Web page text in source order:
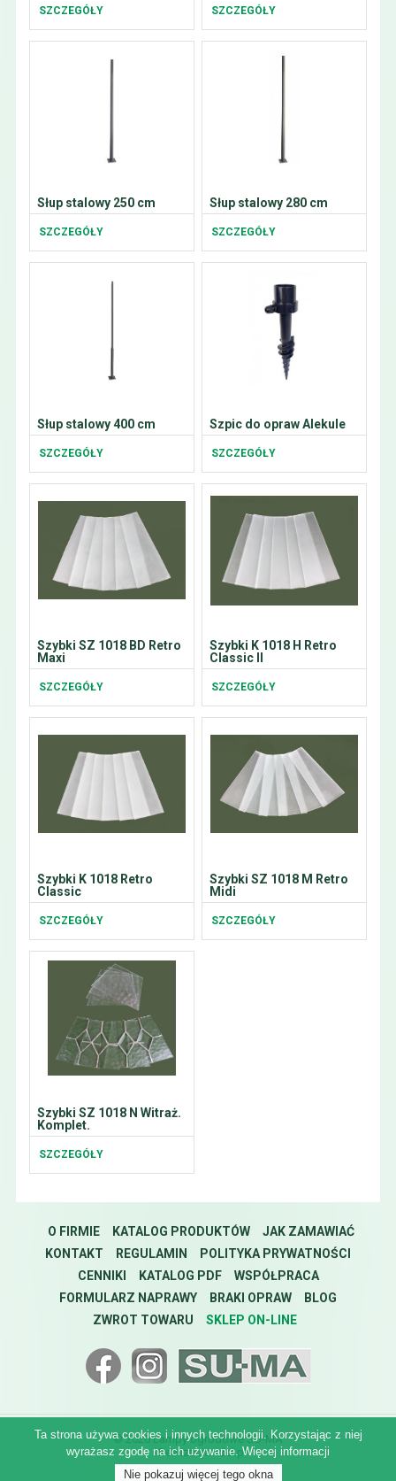
SZCZEGÓŁY SZCZEGÓŁY
Słup stalowy 250 cm
SZCZEGÓŁY
Słup stalowy 280 cm
SZCZEGÓŁY
Słup stalowy 400 cm
SZCZEGÓŁY
Szpic do opraw Alekule
SZCZEGÓŁY
Szybki SZ 1018 BD Retro
Maxi
SZCZEGÓŁY
Szybki K 1018 H Retro
Classic II
SZCZEGÓŁY
Szybki K 1018 Retro
Classic
SZCZEGÓŁY
Szybki SZ 1018 M Retro
Midi
SZCZEGÓŁY
Szybki SZ 1018 N Witraż.
Komplet.
SZCZEGÓŁY
O FIRMIE KATALOG PRODUKTÓW
JAK ZAMAWIAĆ
KONTAKT
REGULAMIN
POLITYKA PRYWATNOŚCI
CENNIKI
KATALOG PDF
WSPÓŁPRACA
FORMULARZ NAPRAWY
BRAKI OPRAW
BLOG
ZWROT TOWARU
SKLEP ON-LINE
© 2026 Lampy ogrodowe SU-MA
Realizacja:idel.pl
Ta strona używa cookies i innych technologii. Korzystając z niej
wyrażasz zgodę na ich używanie. Więcej informacji